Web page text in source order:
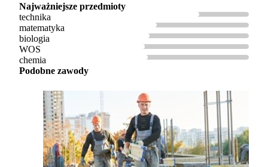
Najważniejsze przedmioty
technika
matematyka
biologia
WOS
chemia
Podobne zawody